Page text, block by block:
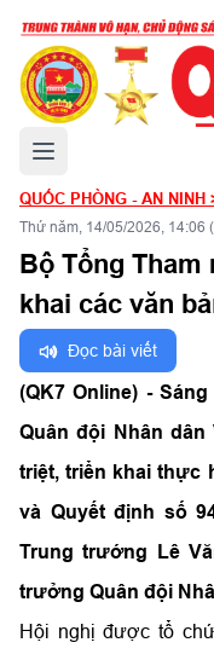
Mở menu chính
QUỐC PHÒNG - AN NINH
Thứ năm, 14/05/2026, 14:06
Bộ Tổng
khai các văn
Đọc bài viết
(QK7 Online) -
Quân đội Nhân
triệt, triển khai thực
và Quyết định số
Trung trướng Lê
trưởng Quân đội
Hội nghị được tổ